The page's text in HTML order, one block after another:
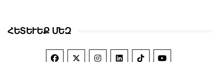
ՀԵՏԵՒԵՔ ՄԵԶ